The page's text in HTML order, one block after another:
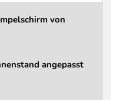
Schutz
integrierter
von
angepasst